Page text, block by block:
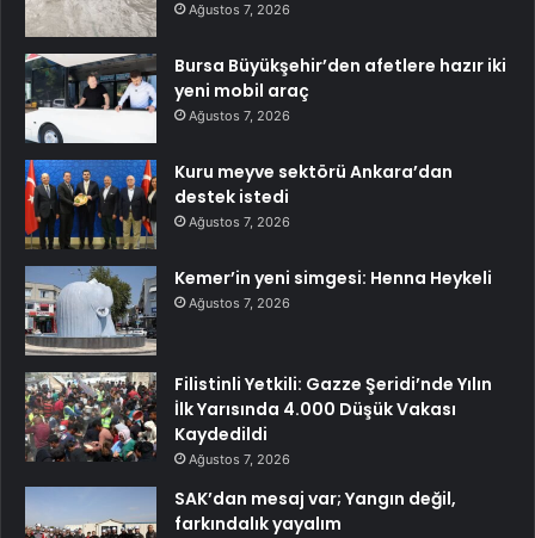
Ağustos 7, 2026
Bursa Büyükşehir’den afetlere hazır iki
yeni mobil araç
Ağustos 7, 2026
Kuru meyve sektörü Ankara’dan
destek istedi
Ağustos 7, 2026
Kemer’in yeni simgesi: Henna Heykeli
Ağustos 7, 2026
Filistinli Yetkili: Gazze Şeridi’nde Yılın
İlk Yarısında 4.000 Düşük Vakası
Kaydedildi
Ağustos 7, 2026
SAK’dan mesaj var; Yangın değil,
farkındalık yayalım